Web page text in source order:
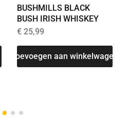
BUSHMILLS BLACK
BUSH IRISH WHISKEY
€25,99
Toevoegen aan winkelwagen